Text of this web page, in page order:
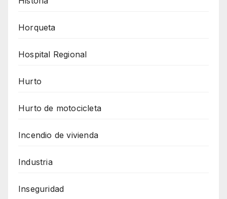
Horqueta
Hospital Regional
Hurto
Hurto de motocicleta
Incendio de vivienda
Industria
Inseguridad